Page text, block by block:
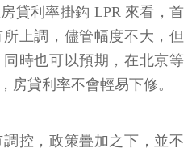
貸利率掛鈎 LPR 來看，首
上調，儘管幅度不大，但
時也可以預期，在北京等
房貸利率不會輕易下修。
控，政策疊加之下，並不